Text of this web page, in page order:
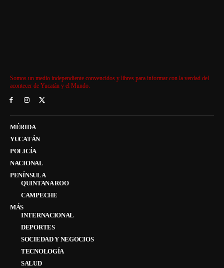
Somos un medio independiente convencidos y libres para informar con la verdad del
acontecer de Yucatán y el Mundo.
MÉRIDA
YUCATÁN
POLICÍA
NACIONAL
PENÍNSULA
QUINTANA ROO
CAMPECHE
MÁS
INTERNACIONAL
DEPORTES
SOCIEDAD Y NEGOCIOS
TECNOLOGÍA
SALUD